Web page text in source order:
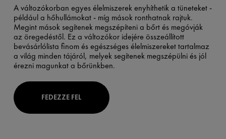
A változókorban egyes élelmiszerek enyhíthetik a tüneteket -
például a hőhullámokat - míg mások ronthatnak rajtuk.
Megint mások segítenek megszépíteni a bőrt és megóvják
az öregedéstől. Ez a változókor idejére összeállított
bevásárlólista finom és egészséges élelmiszereket tartalmaz
a világ minden tájáról, melyek segítenek megszépülni és jól
érezni magunkat a bőrünkben.
FEDEZZE FEL